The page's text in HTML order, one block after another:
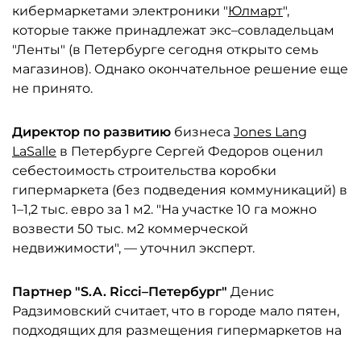
кибермаркетами электроники "Юлмарт",
которые также принадлежат экс–совладельцам
"Ленты" (в Петербурге сегодня открыто семь
магазинов). Однако окончательное решение еще
не принято.
Директор по развитию бизнеса Jones Lang
LaSalle в Петербурге Сергей Федоров оценил
себестоимость строительства коробки
гипермаркета (без подведения коммуникаций) в
1–1,2 тыс. евро за 1 м2. "На участке 10 га можно
возвести 50 тыс. м2 коммерческой
недвижимости", — уточнил эксперт.
Партнер "S.A. Ricci–Петербург" Денис
Радзимовский считает, что в городе мало пятен,
подходящих для размещения гипермаркетов на